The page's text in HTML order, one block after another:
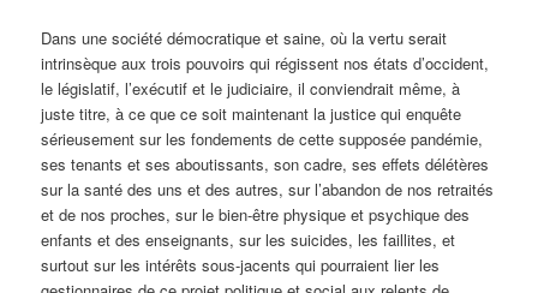
Dans une société démocratique et saine, où la vertu serait
intrinsèque aux trois pouvoirs qui régissent nos états d’occident,
le législatif, l’exécutif et le judiciaire, il conviendrait même, à
juste titre, à ce que ce soit maintenant la justice qui enquête
sérieusement sur les fondements de cette supposée pandémie,
ses tenants et ses aboutissants, son cadre, ses effets délétères
sur la santé des uns et des autres, sur l’abandon de nos retraités
et de nos proches, sur le bien-être physique et psychique des
enfants et des enseignants, sur les suicides, les faillites, et
surtout sur les intérêts sous-jacents qui pourraient lier les